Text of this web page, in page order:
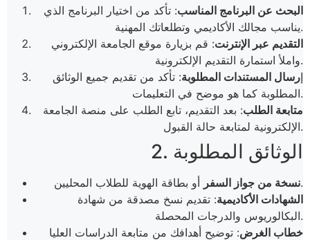
البحث عن البرنامج المناسب: تأكد من اختيار البرنامج الذي
يناسب مجالك الأكاديمي وتطلعاتك المهنية.
التقديم عبر الإنترنت: قم بزيارة موقع الجامعة الإلكتروني
واملأ استمارة التقديم الإلكترونية.
إرسال المستندات المطلوبة: تأكد من تقديم جميع الوثائق
المطلوبة كما هو موضح في التعليمات.
متابعة الطلب: بعد التقديم، تابع الطلب على منصة الجامعة
الإلكترونية لمتابعة حالة القبول.
2. الوثائق المطلوبة
نسخة من جواز السفرأو بطاقة الهوية للطلاب المحليين.
الشهادات الأكاديمية: تقديم نسخ مصدقة من شهادة
البكالوريوس والدرجات المحصلة.
خطاب الغرض: توضيح أهدافك من متابعة الدراسات العليا